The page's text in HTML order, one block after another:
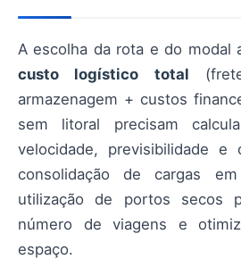
A escolha da rota e do modal
custo logístico total
armazenagem + custos
sem litoral precisam
velocidade, previsibilidade
consolidação de cargas em
utilização de portos secos
número de viagens e
espaço.